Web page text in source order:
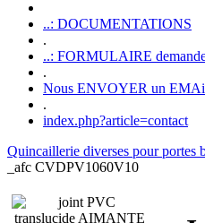
..: DOCUMENTATIONS
.
..: FORMULAIRE
.
Nous ENVOYER un
.
index.php?article=contact
Quincaillerie diverses pour portes
_afc CVDPV1060V10